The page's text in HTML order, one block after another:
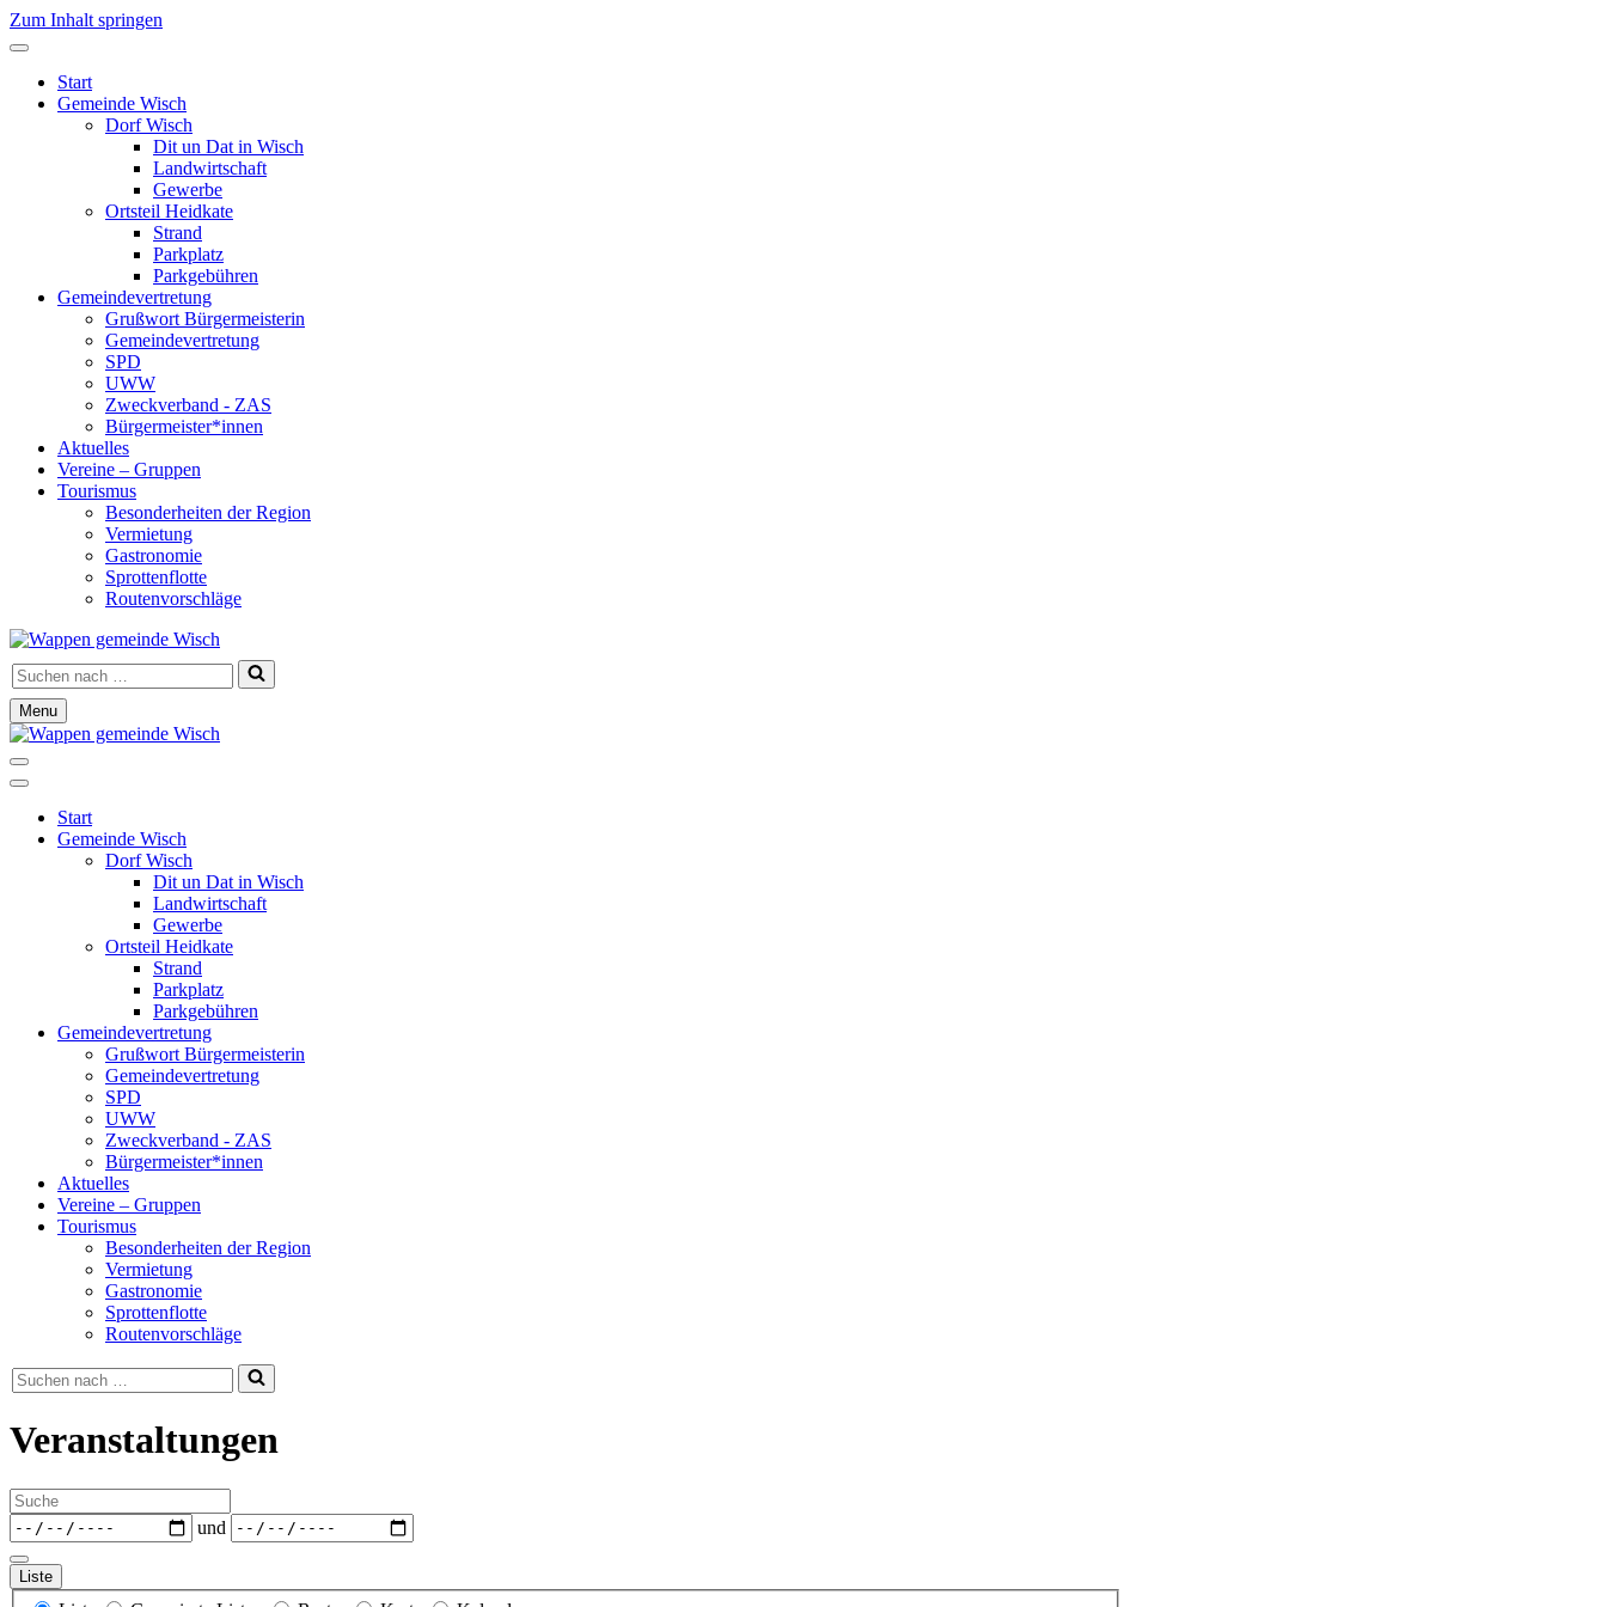
Zum Inhalt springen
Start
Gemeinde Wisch
Dorf Wisch
Dit un Dat in Wisch
Landwirtschaft
Gewerbe
Ortsteil Heidkate
Strand
Parkplatz
Parkgebühren
Gemeindevertretung
Grußwort Bürgermeisterin
Gemeindevertretung
SPD
UWW
Zweckverband - ZAS
Bürgermeister*innen
Aktuelles
Vereine – Gruppen
Tourismus
Besonderheiten der Region
Vermietung
Gastronomie
Sprottenflotte
Routenvorschläge
Suchen
nach …
Menu
Navigationsmenü
Navigationsmenü
Start
Gemeinde Wisch
Dorf Wisch
Dit un Dat in Wisch
Landwirtschaft
Gewerbe
Ortsteil Heidkate
Strand
Parkplatz
Parkgebühren
Gemeindevertretung
Grußwort Bürgermeisterin
Gemeindevertretung
SPD
UWW
Zweckverband - ZAS
Bürgermeister*innen
Aktuelles
Vereine – Gruppen
Tourismus
Besonderheiten der Region
Vermietung
Gastronomie
Sprottenflotte
Routenvorschläge
Suchen
nach …
Veranstaltungen
Suche
Daten
und
Liste